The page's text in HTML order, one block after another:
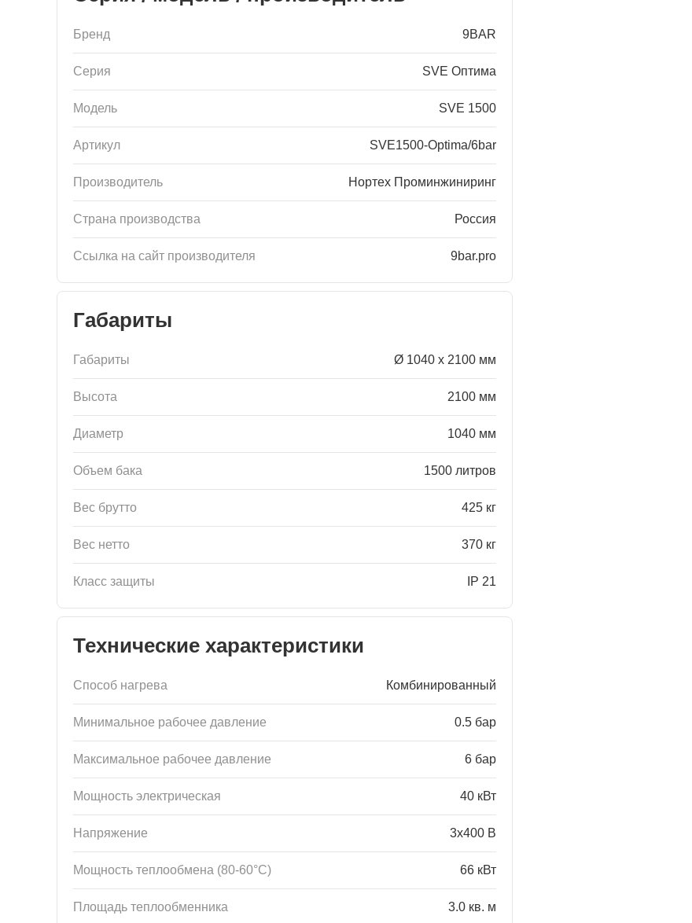
Бренд 9BAR
Серия SVE Оптима
Модель SVE 1500
Артикул SVE1500-Optima/6bar
Производитель Нортех Проминжиниринг
Страна производства Россия
Ссылка на сайт производителя 9bar.pro
Габариты
Габариты Ø 1040 x 2100 мм
Высота 2100 мм
Диаметр 1040 мм
Объем бака 1500 литров
Вес брутто 425 кг
Вес нетто 370 кг
Класс защиты IP 21
Технические характеристики
Способ нагрева Комбинированный
Минимальное рабочее давление 0.5 бар
Максимальное рабочее давление 6 бар
Мощность электрическая 40 кВт
Напряжение 3x400 В
Мощность теплообмена (80-60°С) 66 кВт
Площадь теплообменника 3.0 кв. м